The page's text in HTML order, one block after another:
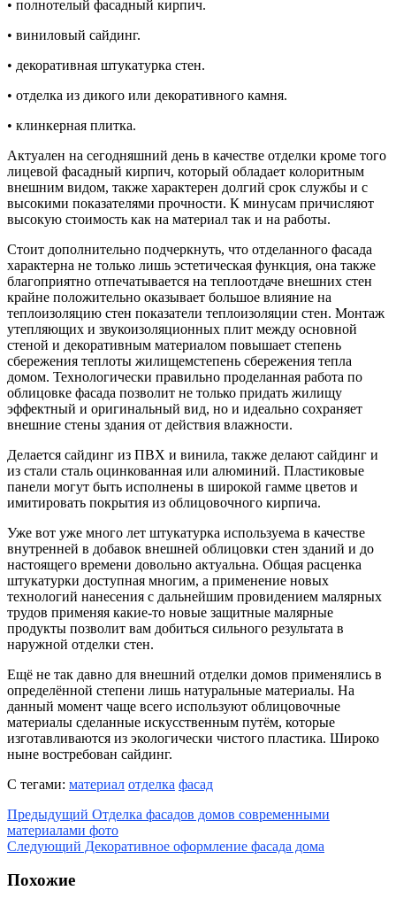
• полнотелый фасадный кирпич.
• виниловый сайдинг.
• декоративная штукатурка стен.
• отделка из дикого или декоративного камня.
• клинкерная плитка.
Актуален на сегодняшний день в качестве отделки кроме того
лицевой фасадный кирпич, который обладает колоритным
внешним видом, также характерен долгий срок службы и с
высокими показателями прочности. К минусам причисляют
высокую стоимость как на материал так и на работы.
Стоит дополнительно подчеркнуть, что отделанного фасада
характерна не только лишь эстетическая функция, она также
благоприятно отпечатывается на теплоотдаче внешних стен
крайне положительно оказывает большое влияние на
теплоизоляцию стен показатели теплоизоляции стен. Монтаж
утепляющих и звукоизоляционных плит между основной
стеной и декоративным материалом повышает степень
сбережения теплоты жилищемстепень сбережения тепла
домом. Технологически правильно проделанная работа по
облицовке фасада позволит не только придать жилищу
эффектный и оригинальный вид, но и идеально сохраняет
внешние стены здания от действия влажности.
Делается сайдинг из ПВХ и винила, также делают сайдинг и
из стали сталь оцинкованная или алюминий. Пластиковые
панели могут быть исполнены в широкой гамме цветов и
имитировать покрытия из облицовочного кирпича.
Уже вот уже много лет штукатурка используема в качестве
внутренней в добавок внешней облицовки стен зданий и до
настоящего времени довольно актуальна. Общая расценка
штукатурки доступная многим, а применение новых
технологий нанесения с дальнейшим провидением малярных
трудов применяя какие-то новые защитные малярные
продукты позволит вам добиться сильного результата в
наружной отделки стен.
Ещё не так давно для внешний отделки домов применялись в
определённой степени лишь натуральные материалы. На
данный момент чаще всего используют облицовочные
материалы сделанные искусственным путём, которые
изготавливаются из экологически чистого пластика. Широко
ныне востребован сайдинг.
С тегами: материал отделка фасад
Предыдущий Отделка фасадов домов современными
материалами фото
Следующий Декоративное оформление фасада дома
Похожие